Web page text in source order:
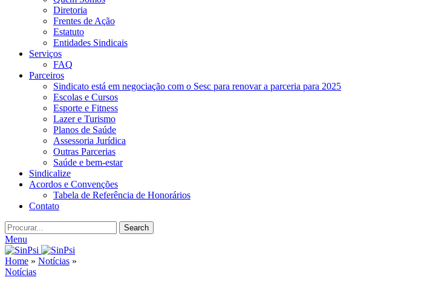
Diretoria
Frentes de Ação
Estatuto
Entidades Sindicais
Serviços
FAQ
Parceiros
Sindicato está em negociação com o Sesc para renovar a parceria para 2025
Escolas e Cursos
Esporte e Fitness
Lazer e Turismo
Planos de Saúde
Assessoria Jurídica
Outras Parcerias
Saúde e bem-estar
Sindicalize
Acordos e Convenções
Tabela de Referência de Honorários
Contato
Search
Menu
Home » Notícias »
Notícias